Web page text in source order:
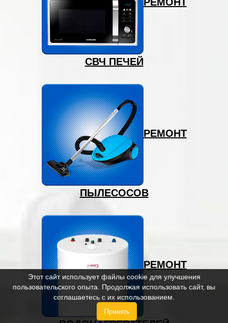
СВЧ ПЕЧЕЙ
РЕМОНТ
ПЫЛЕСОСОВ
РЕМОНТ
Этот сайт использует файлы cookie для улучшения
пользовательского опыта. Продолжая использовать сайт, вы
соглашаетесь с их использованием.
Принять